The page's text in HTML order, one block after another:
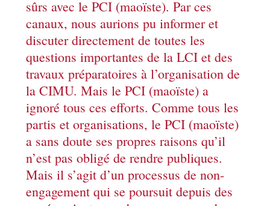
sûrs avec le PCI (maoïste). Par ces
canaux, nous aurions pu informer et
discuter directement de toutes les
questions importantes de la LCI et des
travaux préparatoires à l’organisation de
la CIMU. Mais le PCI (maoïste) a
ignoré tous ces efforts. Comme tous les
partis et organisations, le PCI (maoïste)
a sans doute ses propres raisons qu’il
n’est pas obligé de rendre publiques.
Mais il s’agit d’un processus de non-
engagement qui se poursuit depuis des